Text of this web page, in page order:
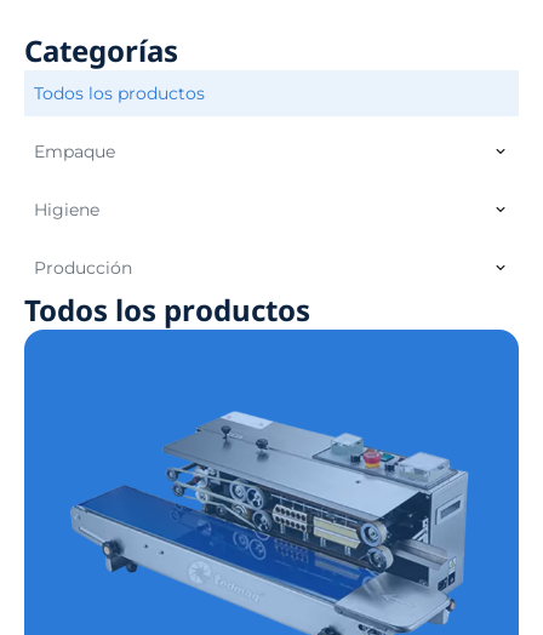
Categorías
Empaque
Higiene
Producción
Todos los productos
Todos los productos